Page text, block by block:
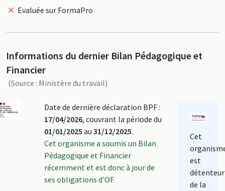
Evaluée sur FormaPro
Informations du dernier Bilan Pédagogique et
Financier
(Source : Ministère du travail)
Date de dernière déclaration BPF :
17/04/2026, couvrant la période du
01/01/2025 au 31/12/2025.
Cet organisme a soumis un Bilan
Pédagogique et Financier
récemment et est donc à jour de
ses obligations d'OF.
Cet
est
détenteur
de la